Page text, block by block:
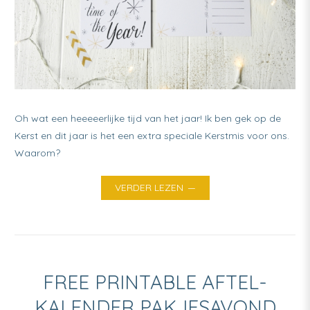
Oh wat een heeeeerlijke tijd van het jaar! Ik ben gek op de
Kerst en dit jaar is het een extra speciale Kerstmis voor ons.
Waarom?
VERDER LEZEN
FREE PRINTABLE AFTEL-